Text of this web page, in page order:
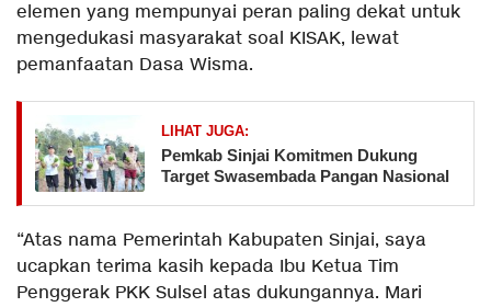
elemen yang mempunyai peran paling dekat untuk
mengedukasi masyarakat soal KISAK, lewat
pemanfaatan Dasa Wisma.
LIHAT JUGA:
Pemkab Sinjai Komitmen Dukung
Target Swasembada Pangan Nasional
“Atas nama Pemerintah Kabupaten Sinjai, saya
ucapkan terima kasih kepada Ibu Ketua Tim
Penggerak PKK Sulsel atas dukungannya. Mari